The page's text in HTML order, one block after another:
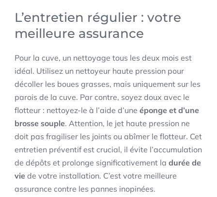
L’entretien régulier : votre
meilleure assurance
Pour la cuve, un nettoyage tous les deux mois est
idéal. Utilisez un nettoyeur haute pression pour
décoller les boues grasses, mais uniquement sur les
parois de la cuve. Par contre, soyez doux avec le
flotteur : nettoyez-le à l’aide d’une éponge et d’une
brosse souple. Attention, le jet haute pression ne
doit pas fragiliser les joints ou abîmer le flotteur. Cet
entretien préventif est crucial, il évite l’accumulation
de dépôts et prolonge significativement la durée de
vie de votre installation. C’est votre meilleure
assurance contre les pannes inopinées.